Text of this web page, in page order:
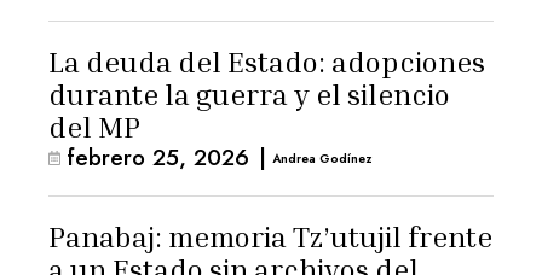
La deuda del Estado: adopciones
durante la guerra y el silencio
del MP
febrero 25, 2026 | Andrea Godínez
Panabaj: memoria Tz’utujil frente